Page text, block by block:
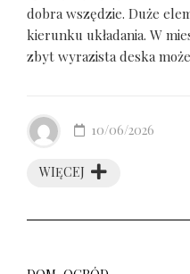
dobra wszędzie. Duże
kierunku układania. W
zbyt wyrazista deska
WIĘCEJ
10/06/2026